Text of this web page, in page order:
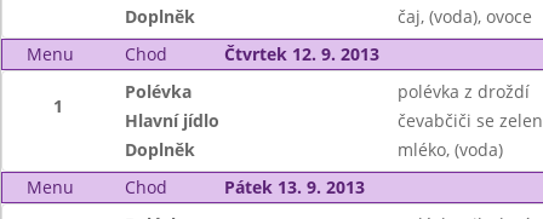
Doplněk
čaj, (voda), ovoce
Menu
Chod Čtvrtek 12. 9. 2013
1
Polévka
polévka z droždí
Hlavní jídlo
čevabčiči se
Doplněk
mléko, (voda)
Menu
Chod Pátek 13. 9. 2013